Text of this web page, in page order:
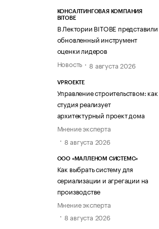
КОНСАЛТИНГОВАЯ КОМПАНИЯ
BITOBE
В Лектории BITOBE представили
обновленный инструмент
оценки лидеров
Новость
8 августа 2026
VPROEKTE
Управление строительством: как
студия реализует
архитектурный проект дома
Мнение эксперта
8 августа 2026
ООО «МАЛЛЕНОМ СИСТЕМС»
Как выбрать систему для
сериализации и агрегации на
производстве
Мнение эксперта
8 августа 2026